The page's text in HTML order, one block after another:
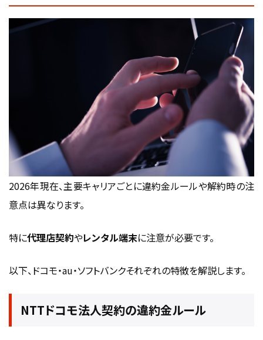
2026年現在、主要キャリアごとに違約金ルールや解約時の注
意点は異なります。
特に代理店契約やレンタル端末に注意が必要です。
以下、ドコモ・au・ソフトバンクそれぞれの特徴を解説します。
NTTドコモ法人契約の違約金ルール